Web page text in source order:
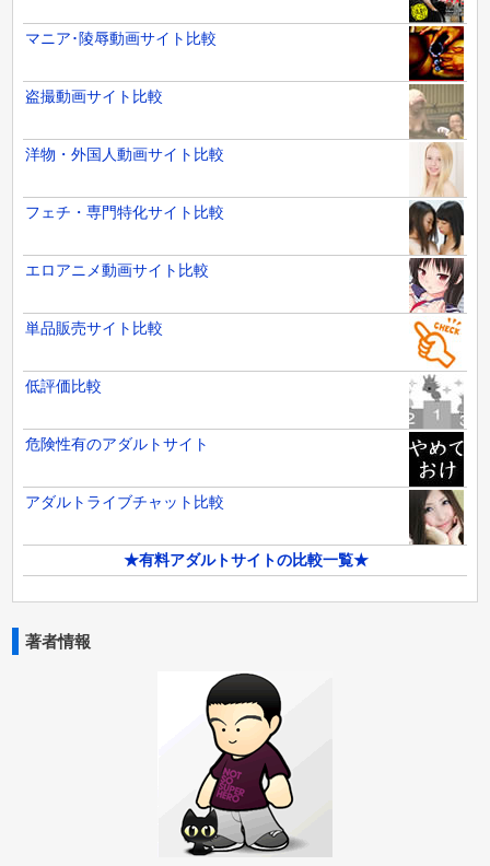
マニア･陵辱動画サイト比較
盗撮動画サイト比較
洋物・外国人動画サイト比較
フェチ・専門特化サイト比較
エロアニメ動画サイト比較
単品販売サイト比較
低評価比較
危険性有のアダルトサイト
アダルトライブチャット比較
★有料アダルトサイトの比較一覧★
著者情報